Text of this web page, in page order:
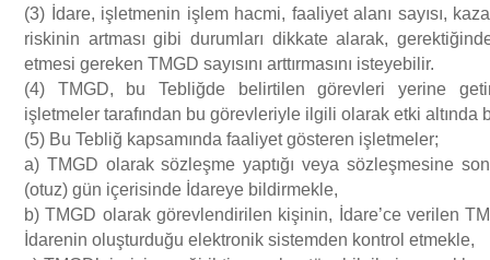
(3) İdare, işletmenin işlem hacmi, faaliyet alanı sayısı,
riskinin artması gibi durumları dikkate alarak,
etmesi gereken TMGD sayısını arttırmasını isteyebilir.
(4) TMGD, bu Tebliğde belirtilen görevleri yerine
işletmeler tarafından bu görevleriyle ilgili olarak etki altında
(5) Bu Tebliğ kapsamında faaliyet gösteren işletmeler;
a) TMGD olarak sözleşme yaptığı veya sözleşmesine
(otuz) gün içerisinde İdareye bildirmekle,
b) TMGD olarak görevlendirilen kişinin, İdare’ce verilen
İdarenin oluşturduğu elektronik sistemden kontrol etmekle,